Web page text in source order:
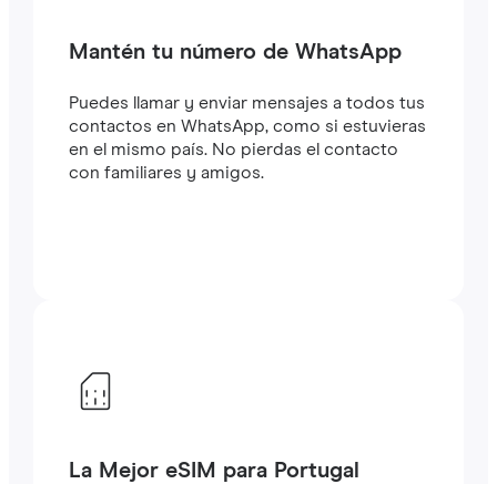
Mantén tu número de WhatsApp
Puedes llamar y enviar mensajes a todos tus
contactos en WhatsApp, como si estuvieras
en el mismo país. No pierdas el contacto
con familiares y amigos.
La Mejor eSIM para Portugal